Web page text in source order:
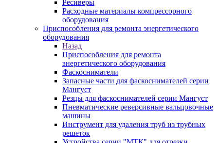
Ресиверы
Расходные материалы компрессорного
оборудования
Приспособления для ремонта энергетического
оборудования
Назад
Приспособления для ремонта
энергетического оборудования
Фаскосниматели
Запасные части для фаскоснимателей серии
Мангуст
Резцы для фаскоснимателей серии Мангуст
Пневматические реверсивные вальцовочные
машины
Инструмент для удаления труб из трубных
решеток